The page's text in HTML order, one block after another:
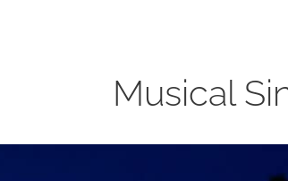
Musical